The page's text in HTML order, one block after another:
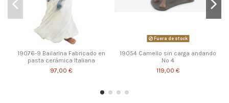
19076-9 Bailarina Fabricado en
pasta cerámica Italiana
97,00 €
Fuera de stock
19054 Camello sin carga andando
Nº 4
119,00 €